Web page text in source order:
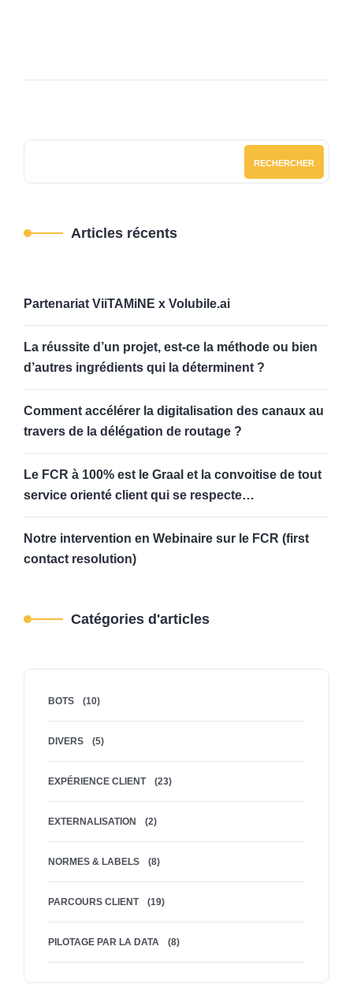
RECHERCHER
Articles récents
Partenariat ViiTAMiNE x Volubile.ai
La réussite d’un projet, est-ce la méthode ou bien
d’autres ingrédients qui la déterminent ?
Comment accélérer la digitalisation des canaux au
travers de la délégation de routage ?
Le FCR à 100% est le Graal et la convoitise de tout
service orienté client qui se respecte…
Notre intervention en Webinaire sur le FCR (first
contact resolution)
Catégories d'articles
BOTS (10)
DIVERS (5)
EXPÉRIENCE CLIENT (23)
EXTERNALISATION (2)
NORMES & LABELS (8)
PARCOURS CLIENT (19)
PILOTAGE PAR LA DATA (8)